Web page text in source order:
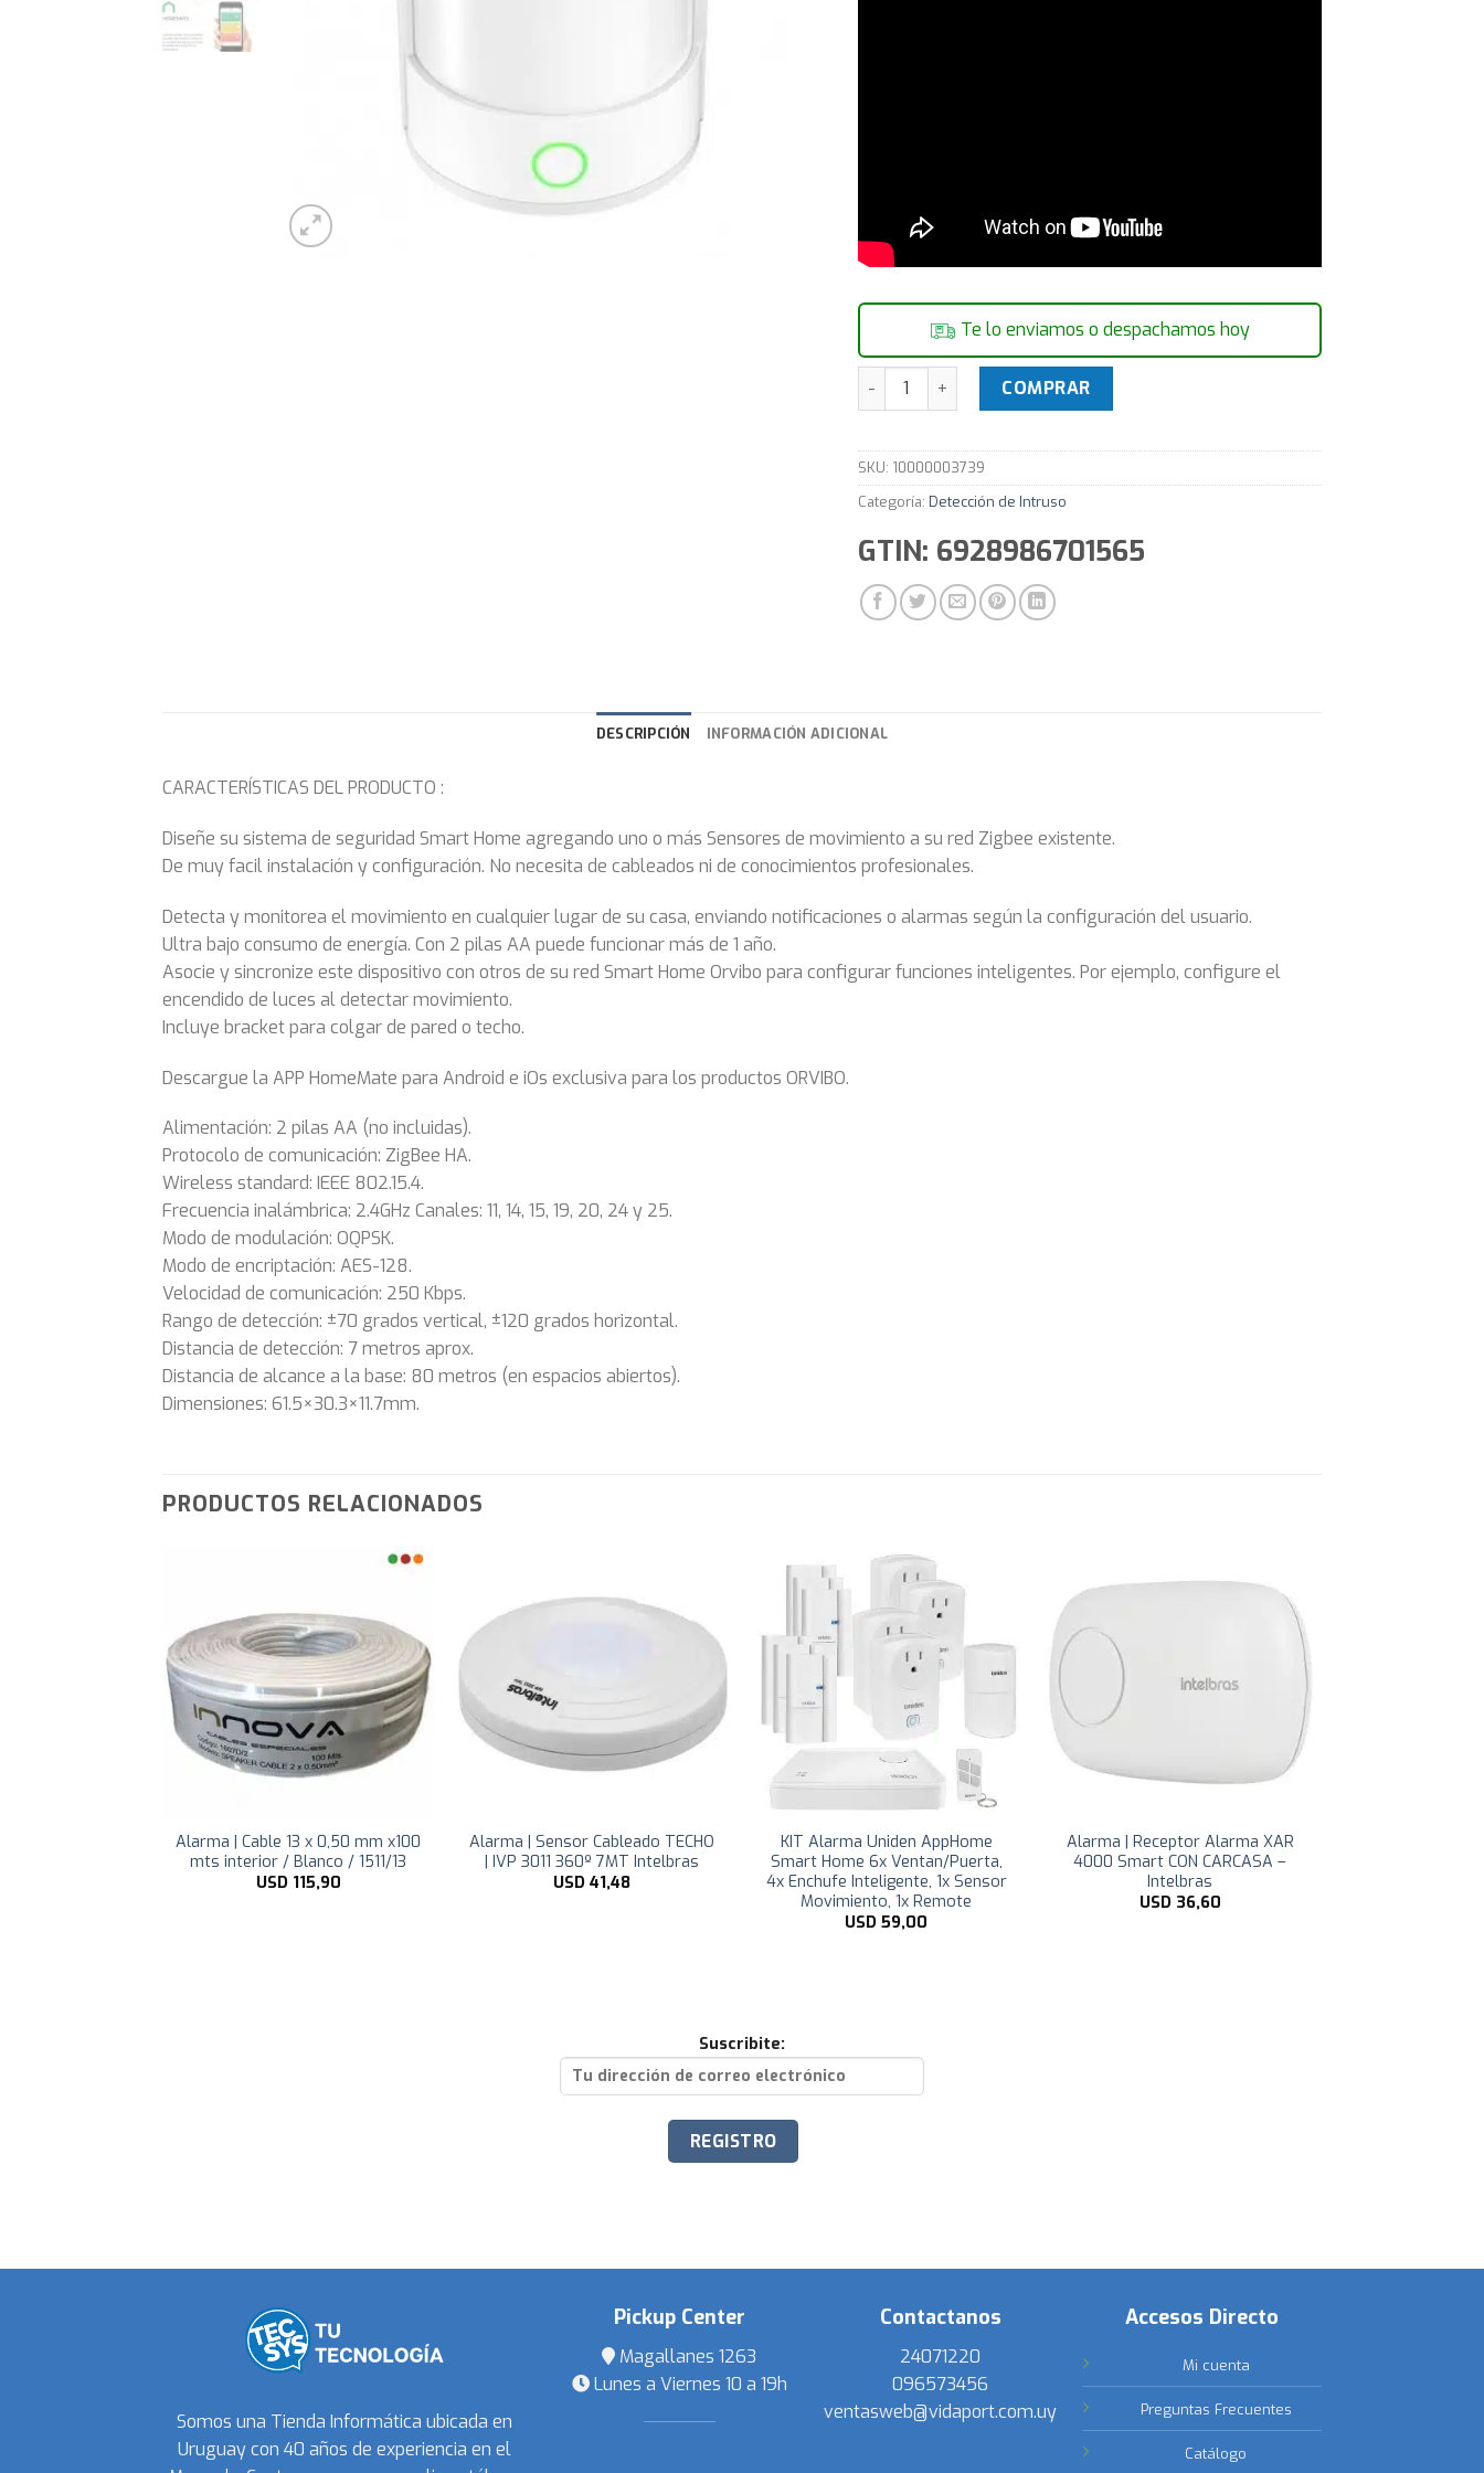
Te lo enviamos o despachamos hoy
Sensor de movimiento PIR Orvibo SN11 Domotica Celular cantidad
COMPRAR
SKU: 10000003739
Categoría: Detección de Intruso
GTIN: 6928986701565
DESCRIPCIÓN INFORMACIÓN ADICIONAL
CARACTERÍSTICAS DEL PRODUCTO :
Diseñe su sistema de seguridad Smart Home agregando uno o más Sensores de movimiento a su red Zigbee existente.
De muy facil instalación y configuración. No necesita de cableados ni de conocimientos profesionales.
Detecta y monitorea el movimiento en cualquier lugar de su casa, enviando notificaciones o alarmas según la configuración del usuario.
Ultra bajo consumo de energía. Con 2 pilas AA puede funcionar más de 1 año.
Asocie y sincronize este dispositivo con otros de su red Smart Home Orvibo para configurar funciones inteligentes. Por ejemplo, configure el
encendido de luces al detectar movimiento.
Incluye bracket para colgar de pared o techo.
Descargue la APP HomeMate para Android e iOs exclusiva para los productos ORVIBO.
Alimentación: 2 pilas AA (no incluidas).
Protocolo de comunicación: ZigBee HA.
Wireless standard: IEEE 802.15.4.
Frecuencia inalámbrica: 2.4GHz Canales: 11, 14, 15, 19, 20, 24 y 25.
Modo de modulación: OQPSK.
Modo de encriptación: AES-128.
Velocidad de comunicación: 250 Kbps.
Rango de detección: ±70 grados vertical, ±120 grados horizontal.
Distancia de detección: 7 metros aprox.
Distancia de alcance a la base: 80 metros (en espacios abiertos).
Dimensiones: 61.5×30.3×11.7mm.
PRODUCTOS RELACIONADOS
Alarma | Cable 13 x 0,50 mm x100
mts interior / Blanco / 1511/13
USD 115,90
Alarma | Sensor Cableado TECHO
| IVP 3011 360º 7MT Intelbras
USD41,48
KIT Alarma Uniden AppHome
Smart Home 6x Ventan/Puerta,
4x Enchufe Inteligente, 1x Sensor
Movimiento, 1x Remote
USD59,00
Alarma | Receptor Alarma XAR
4000 Smart CON CARCASA –
Intelbras
USD 36,60
Suscribite:
Somos una Tienda Informática ubicada en
Uruguay con 40 años de experiencia en el
Pickup Center
Magallanes 1263
Lunes a Viernes 10 a 19h
Contactanos
24071220
096573456
ventasweb@vidaport.com.uy
Accesos Directo
Mi cuenta
Preguntas Frecuentes
Catálogo